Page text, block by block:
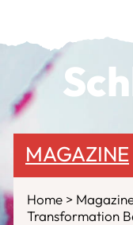
MAGAZINE
Home
Transformation